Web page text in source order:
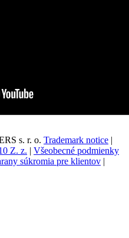
s. r. o. Trademark notice |
Z. z. | Všeobecné podmienky
súkromia pre klientov |